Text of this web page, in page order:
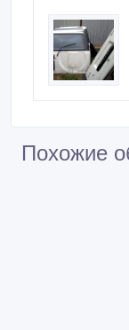
Похожие